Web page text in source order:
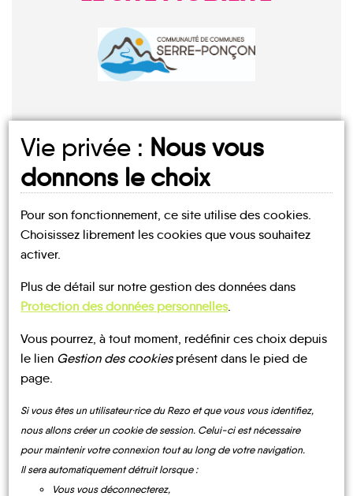
fiches
MOBILITÉ
Les
Orres
Saint-Puy-
UN AVIS, UN TÉMOIGNAGE
À PARTAGER ?
CONTACTEZ-NOUS !
Vie privée : Nous vous
donnons le choix
Pour son fonctionnement, ce site utilise des cookies.
Choisissez librement les cookies que vous souhaitez
activer.
Plus de détail sur notre gestion des données dans
Protection des données personnelles.
Vous pourrez, à tout moment, redéfinir ces choix depuis
le lien Gestion des cookiesprésent dans le pied de
page.
Si vous êtes un utilisateur·rice du Rezo et que vous vous identifiez,
nous allons créer un cookie de session. Celui-ci est nécessaire
pour maintenir votre connexion tout au long de votre navigation.
Il sera automatiquement détruit lorsque :
Vous vous déconnecterez,